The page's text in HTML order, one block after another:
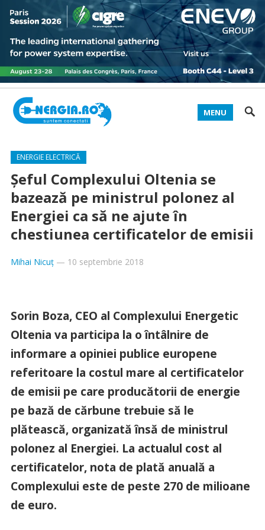
MENU
ENERGIE ELECTRICĂ
Şeful Complexului Oltenia se
bazează pe ministrul polonez al
Energiei ca să ne ajute în
chestiunea certificatelor de emisii
Mihai Nicuț— 10 septembrie 2018
Sorin Boza, CEO al Complexului Energetic
Oltenia va participa la o întâlnire de
informare a opiniei publice europene
referitoare la costul mare al certificatelor
de emisii pe care producătorii de energie
pe bază de cărbune trebuie să le
plătească, organizată însă de ministrul
polonez al Energiei. La actualul cost al
certificatelor, nota de plată anuală a
Complexului este de peste 270 de milioane
de euro.